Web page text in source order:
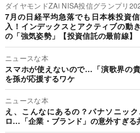
ダイヤモンドZAi NISA投信グランプリ
7月の日経平均急落でも日本株投資
入！インデックスとアクティブの動
の「強気姿勢」【投資信託の最前線】
ニュースな本
スマホが使えないので…「演歌界の
を孫が応援するワケ
ニュースな本
え、こんなにあるの？パナソニッ
ロ…「企業・ブランド」の意外すぎる